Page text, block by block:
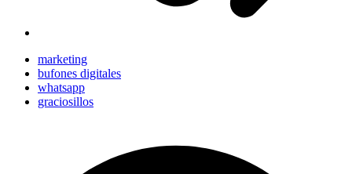
marketing
bufones digitales
whatsapp
graciosillos